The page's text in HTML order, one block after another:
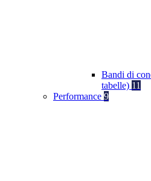
Bandi di
tabelle) 11
Performance 9